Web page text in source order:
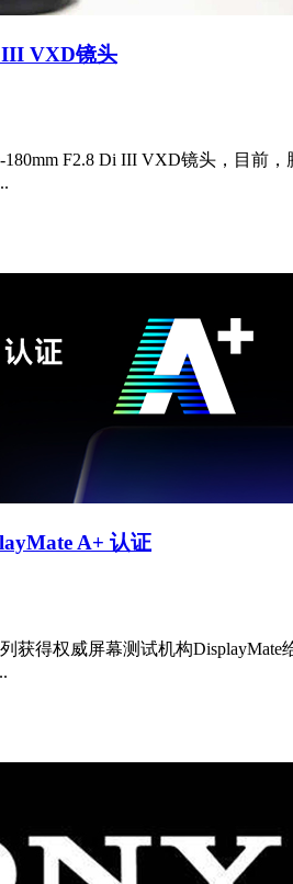
III VXD镜头
F2.8 Di III VXD镜头，目前
A+ 认证
获得权威屏幕测试机构